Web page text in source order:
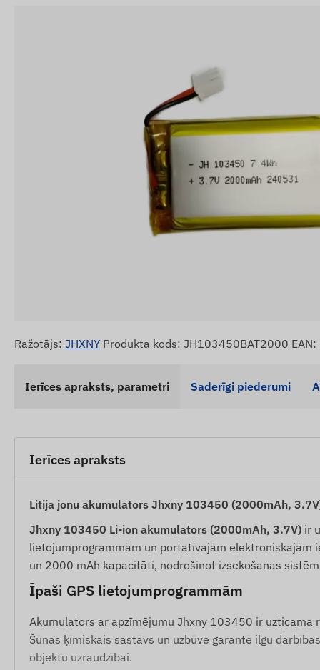
Ražotājs: JHXNY Produkta kods: JH103450BAT2000
Ierīces apraksts, parametri Saderīgi piederumi
Ierīces apraksts
Litija jonu akumulators Jhxny 103450 (2000mAh,
Jhxny 103450 Li-ion akumulators (2000mAh, 3.7V) ir
lietojumprogrammām un portatīvajām elektroniskajām
un 2000 mAh kapacitāti, nodrošinot izsekošanas
Īpaši GPS lietojumprogrammām
Akumulators ar apzīmējumu Jhxny 103450 ir uzticama
Šūnas ķīmiskais sastāvs un uzbūve garantē ilgu
objektu uzraudzībai.